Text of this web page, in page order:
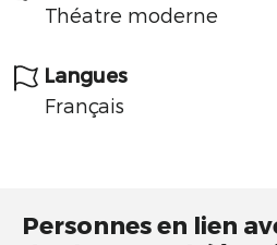
Théatre moderne
Langues
Français
Personnes en lien